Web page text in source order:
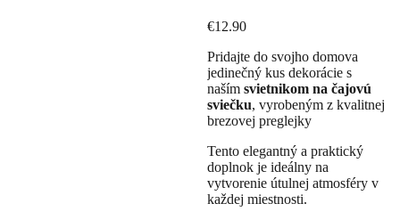
€12.90
Pridajte do svojho domova
jedinečný kus dekorácie s
našímsvietnikom na čajovú
sviečku, vyrobeným z kvalitnej
brezovej preglejky
Tento elegantný a praktický
doplnok je ideálny na
vytvorenie útulnej atmosféry v
každej miestnosti.